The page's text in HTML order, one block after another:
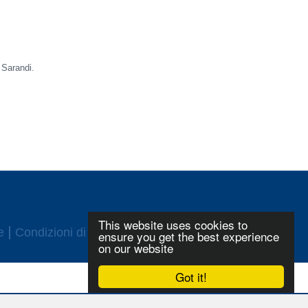
Got it!
This website uses cookies to
ensure you get the best experience
on our website
Condizioni di utilizzo Login